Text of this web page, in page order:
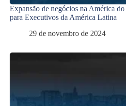
Expansão de negócios na América
para Executivos da América Latina
29 de novembro de 2024